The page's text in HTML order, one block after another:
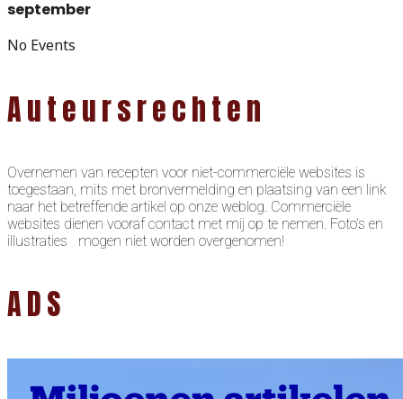
september
No Events
Auteursrechten
Overnemen van recepten voor niet-commerciële websites is
toegestaan, mits met bronvermelding en plaatsing van een link
naar het betreffende artikel op onze weblog. Commerciële
websites dienen vooraf contact met mij op te nemen. Foto’s en
illustraties mogen niet worden overgenomen!
ADS